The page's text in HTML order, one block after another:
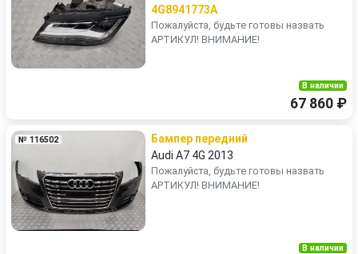
4G8941773A
Пожалуйста, будьте готовы назвать
АРТИКУЛ! ВНИМАНИЕ!
В наличии
67 860 ₽
№ 116502
Бампер передний
Audi A7 4G 2013
Пожалуйста, будьте готовы назвать
АРТИКУЛ! ВНИМАНИЕ!
В наличии